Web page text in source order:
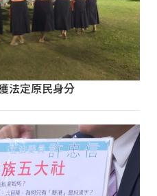
法定原民身分